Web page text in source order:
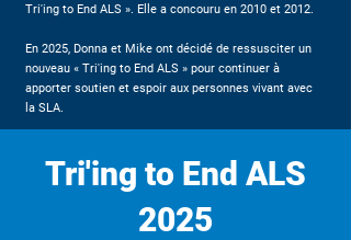
Tri'ing to End ALS ». Elle a concouru en 2010 et 2012.
En 2025, Donna et Mike ont décidé de ressusciter un
nouveau « Tri'ing to End ALS » pour continuer à
apporter soutien et espoir aux personnes vivant avec
la SLA.
Tri'ing to End ALS
2025